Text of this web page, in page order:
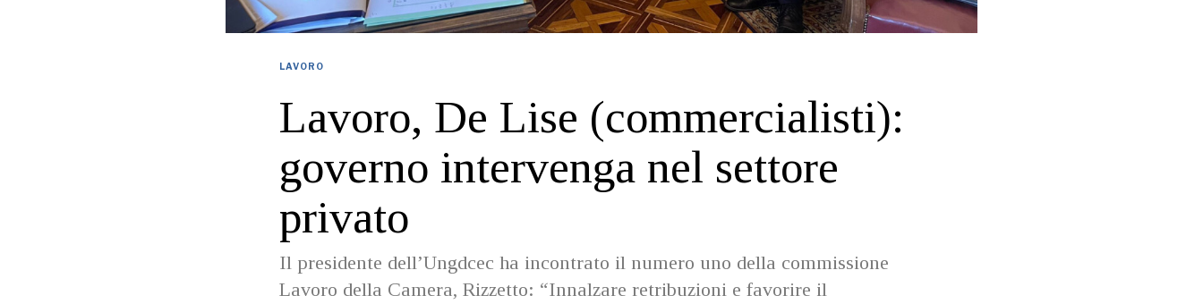
LAVORO
Lavoro, De Lise (commercialisti):
governo intervenga nel settore
privato
Il presidente dell’Ungdcec ha incontrato il numero uno della commissione
Lavoro della Camera, Rizzetto: “Innalzare retribuzioni e favorire il